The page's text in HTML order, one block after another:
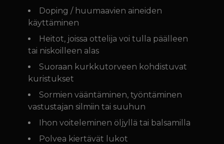
Doping / huumaavien aineiden
käyttäminen
Heitot, joissa ottelija voi tulla päälleen
tai niskoilleen alas
Suoraan kurkkutorveen kohdistuvat
kuristukset
Sormien vääntäminen, työntäminen
vastustajan silmiin tai suuhun
Ihon voiteleminen öljyllä tai balsamilla
Polvea kiertävät lukot